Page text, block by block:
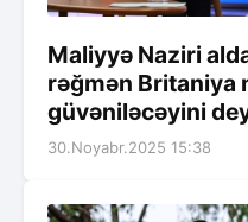
Maliyyə Naziri
rəğmən Britaniya
güvəniləcəyini
30.Noyabr.2025 15:38